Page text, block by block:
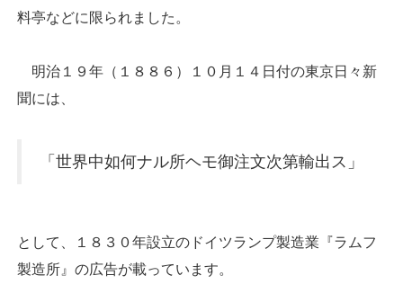
料亭などに限られました。
明治１９年（１８８６）１０月１４日付の東京日々新
聞には、
「世界中如何ナル所ヘモ御注文次第輸出ス」
として、１８３０年設立のドイツランプ製造業『ラムフ
製造所』の広告が載っています。